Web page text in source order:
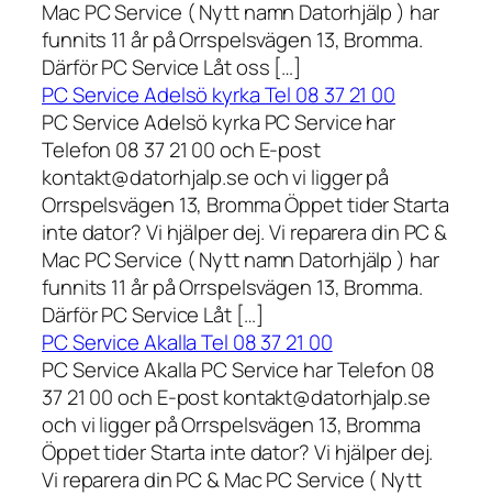
Mac PC Service ( Nytt namn Datorhjälp ) har
funnits 11 år på Orrspelsvägen 13, Bromma.
Därför PC Service Låt oss […]
PC Service Adelsö kyrka Tel 08 37 21 00
PC Service Adelsö kyrka PC Service har
Telefon 08 37 21 00 och E-post
kontakt@datorhjalp.se och vi ligger på
Orrspelsvägen 13, Bromma Öppet tider Starta
inte dator? Vi hjälper dej. Vi reparera din PC &
Mac PC Service ( Nytt namn Datorhjälp ) har
funnits 11 år på Orrspelsvägen 13, Bromma.
Därför PC Service Låt […]
PC Service Akalla Tel 08 37 21 00
PC Service Akalla PC Service har Telefon 08
37 21 00 och E-post kontakt@datorhjalp.se
och vi ligger på Orrspelsvägen 13, Bromma
Öppet tider Starta inte dator? Vi hjälper dej.
Vi reparera din PC & Mac PC Service ( Nytt